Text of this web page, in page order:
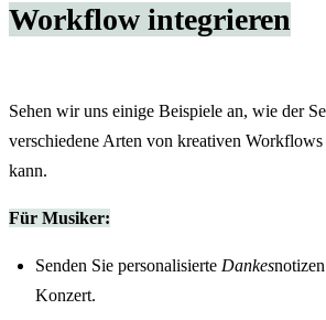
Workflow integrieren
Sehen wir uns einige Beispiele an, wie der
verschiedene Arten von kreativen
kann.
Für Musiker:
Senden Sie personalisierte Dankes
Konzert.